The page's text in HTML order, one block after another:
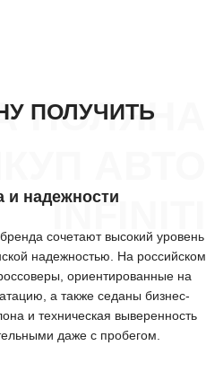
ПОЛЯНА
INFINITI
ПОЛУЧИТЬ
и надежности
сочетают высокий уровень
надежностью. На российском
ориентированные на
а также седаны бизнес-
и техническая выверенность
даже с пробегом.